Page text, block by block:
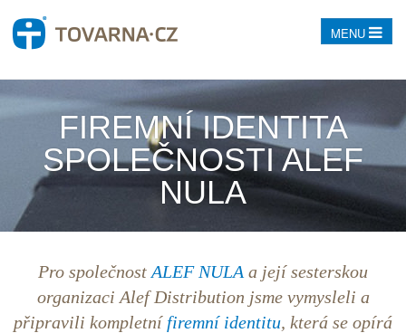
MENU
FIREMNÍ IDENTITA
SPOLEČNOSTI ALEF
NULA
Pro společnost ALEF NULA a její sesterskou
organizaci Alef Distribution jsme vymysleli a
připravili kompletní firemní identitu, která se opírá